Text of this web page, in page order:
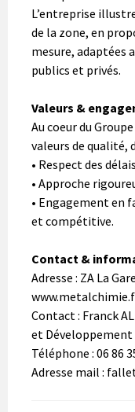
L’entreprise
de la zone, en
mesure, adaptées
publics et privés.
Valeurs &
Au coeur du
valeurs de qualité,
• Respect des
• Approche
• Engagement en
et compétitive.
Contact &
Adresse : ZA La
Contact : Franck
et
Téléphone : 06 86
Adresse mail :